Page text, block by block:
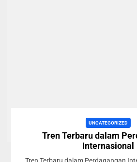
UNCATEGORIZED
Tren Terbaru dalam
Internasional